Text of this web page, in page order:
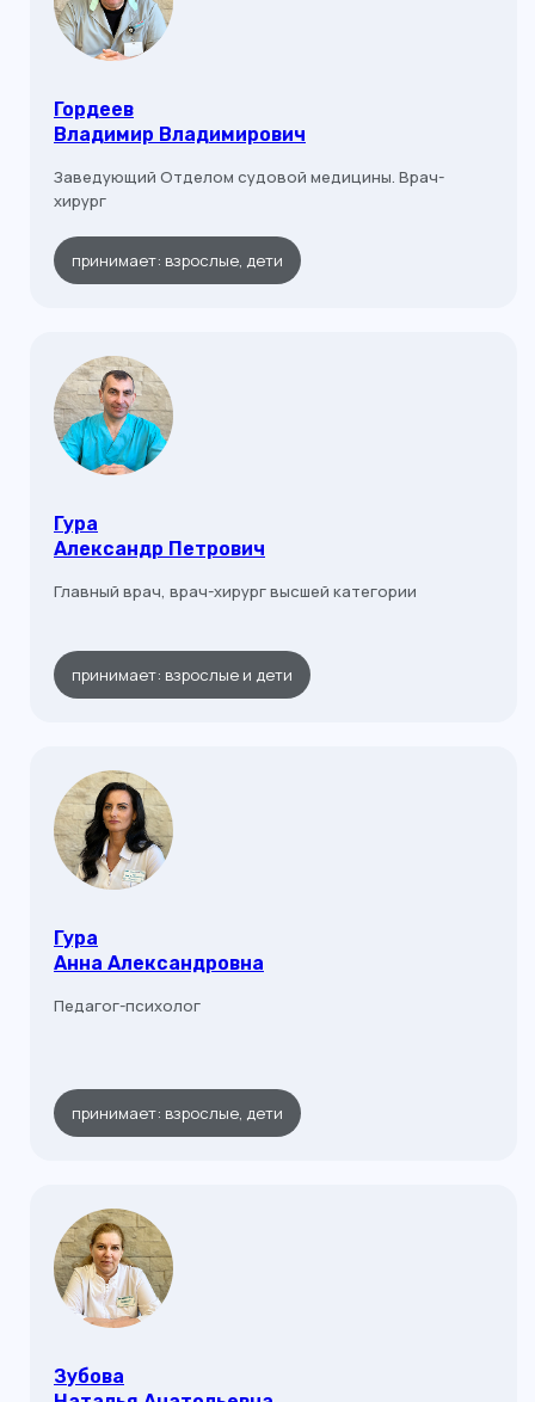
Гордеев
Владимир Владимирович
Заведующий Отделом судовой медицины. Врач-
хирург
принимает: взрослые, дети
Гура
Александр Петрович
Главный врач, врач-хирург высшей категории
принимает: взрослые и дети
Гура
Анна Александровна
Педагог-психолог
принимает: взрослые, дети
Зубова